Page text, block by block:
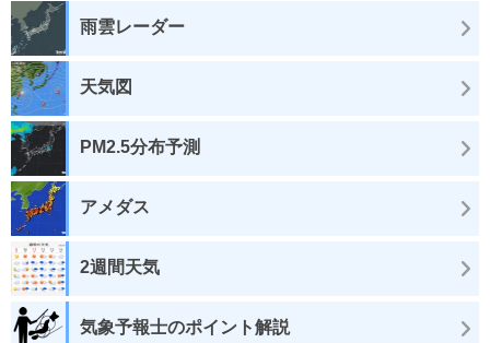
雨雲レーダー
天気図
PM2.5分布予測
アメダス
2週間天気
気象予報士のポイント解説